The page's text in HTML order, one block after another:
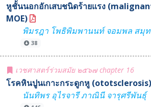
หูชั้นนอกอักเสบชนิดร้ายแรง
MOE)
พิมรฎา โพธิพิมพานนท์ จอมพล สมุ
38
เวชศาสตร์ร่วมสมัย ๒๕๖๗ chapter 16
โรคหินปูนเกาะกระดูกหู (ototsclerosis)
นันทิพร อุไรจารี ภาณินี จารุศรีพันธุ์